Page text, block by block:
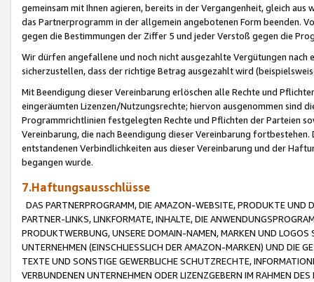
gemeinsam mit Ihnen agieren, bereits in der Vergangenheit, gleich
das Partnerprogramm in der allgemein angebotenen Form beenden.
gegen die Bestimmungen der Ziffer 5 und jeder Verstoß gegen die
Wir dürfen angefallene und noch nicht ausgezahlte Vergütungen
sicherzustellen, dass der richtige Betrag ausgezahlt wird
Mit Beendigung dieser Vereinbarung erlöschen alle Rechte und
eingeräumten Lizenzen/Nutzungsrechte; hiervon ausgenommen sind
Programmrichtlinien festgelegten Rechte und Pflichten der Parteien
Vereinbarung, die nach Beendigung dieser Vereinbarung
entstandenen Verbindlichkeiten aus dieser Vereinbarung und der
begangen wurde.
7.Haftungsausschlüsse
DAS PARTNERPROGRAMM, DIE AMAZON-WEBSITE, PRODUKTE UND
PARTNER-LINKS, LINKFORMATE, INHALTE, DIE
PRODUKTWERBUNG, UNSERE DOMAIN-NAMEN, MARKEN UND
UNTERNEHMEN (EINSCHLIESSLICH DER AMAZON-MARKEN) UND DIE
TEXTE UND SONSTIGE GEWERBLICHE SCHUTZRECHTE,
VERBUNDENEN UNTERNEHMEN ODER LIZENZGEBERN IM RAHMEN